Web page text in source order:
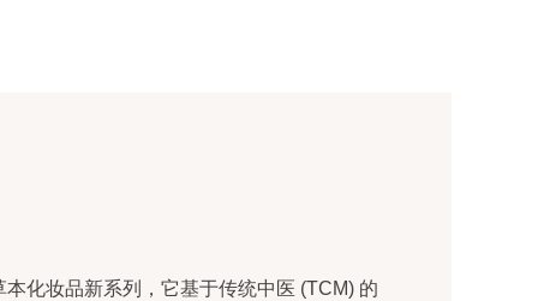
化妆品新系列，它基于传统中医 (TCM) 的